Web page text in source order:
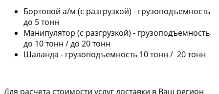
Бортовой а/м (с разгрузкой) - грузоподъемность
до 5 тонн
Манипулятор (с разгрузкой) - грузоподъемность
до 10 тонн / до 20 тонн
Шаланда - грузоподъемность 10 тонн / 20 тонн
Для расчета стоимости услуг доставки в Ваш регион